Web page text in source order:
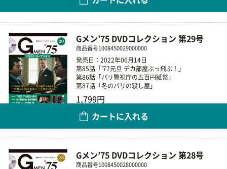
Gメン’75 DVDコレクション 第29号
商品番号1008450029000000
発売日：2022年06月14日
第85話「’77元旦 デカ部屋ぶっ飛ぶ！」
第86話「パリ警視庁の五百円紙幣」
第87話「冬のパリの殺し屋」
1,799円
カートに入れる
Gメン’75 DVDコレクション 第28号
商品番号1008450028000000